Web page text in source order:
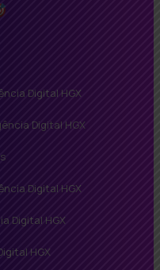
Digital HGX
Digital HGX
Digital HGX
Digital HGX
HGX